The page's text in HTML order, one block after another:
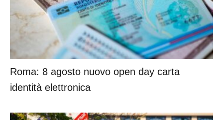
Roma: 8 agosto nuovo open day carta
identità elettronica